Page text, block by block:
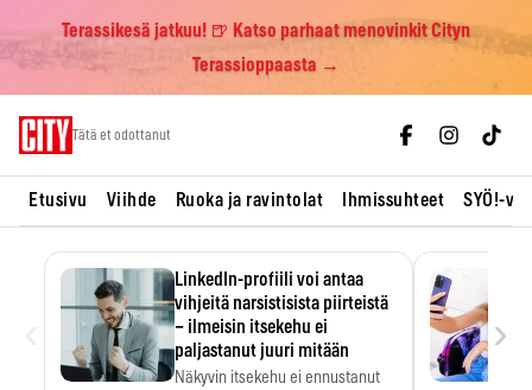
Terassikesä jatkuu! 🍺 Katso parhaat menovinkit Cityn
Terassioppaasta →
Tätä et odottanut
Etusivu Viihde Ruoka ja ravintolat Ihmissuhteet SYÖ!-
LinkedIn-profiili voi antaa
vihjeitä narsistisista piirteistä
– ilmeisin itsekehu ei
paljastanut juuri mitään
Näkyvin itsekehu ei ennustanut
›